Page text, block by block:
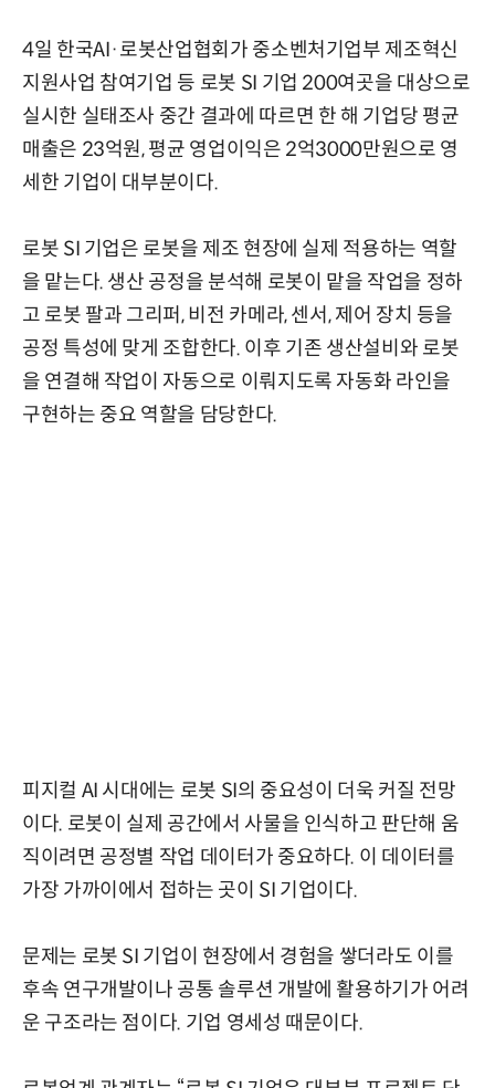
4일 한국AI·로봇산업협회가 중소벤처기업부 제조혁신
지원사업 참여기업 등 로봇 SI 기업 200여곳을 대상으로
실시한 실태조사 중간 결과에 따르면 한 해 기업당 평균
매출은 23억원, 평균 영업이익은 2억3000만원으로 영
세한 기업이 대부분이다.
로봇 SI 기업은 로봇을 제조 현장에 실제 적용하는 역할
을 맡는다. 생산 공정을 분석해 로봇이 맡을 작업을 정하
고 로봇 팔과 그리퍼, 비전 카메라, 센서, 제어 장치 등을
공정 특성에 맞게 조합한다. 이후 기존 생산설비와 로봇
을 연결해 작업이 자동으로 이뤄지도록 자동화 라인을
구현하는 중요 역할을 담당한다.
피지컬 AI 시대에는 로봇 SI의 중요성이 더욱 커질 전망
이다. 로봇이 실제 공간에서 사물을 인식하고 판단해 움
직이려면 공정별 작업 데이터가 중요하다. 이 데이터를
가장 가까이에서 접하는 곳이 SI 기업이다.
문제는 로봇 SI 기업이 현장에서 경험을 쌓더라도 이를
후속 연구개발이나 공통 솔루션 개발에 활용하기가 어려
운 구조라는 점이다. 기업 영세성 때문이다.